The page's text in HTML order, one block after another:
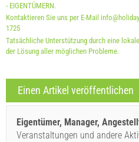
Buchen Sie und
Wenn Sie nicht sofort buchen
haben, füllen Sie diese bitte
- EIGENTÜMERN.
Kontaktieren Sie uns per E-Mail
1725
Tatsächliche Unterstützung durch eine
der Lösung aller möglichen Probleme.
Einen Artikel veröffentlichen
Eigentümer, Manager,
Veranstaltungen und andere